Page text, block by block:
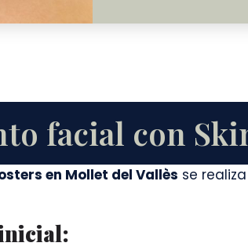
facial con
en Mollet del Vallès se